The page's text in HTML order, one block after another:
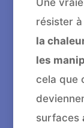
Une
résister à
la
les
cela que
surfaces